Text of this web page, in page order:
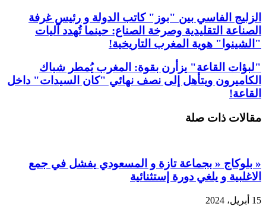
الزليج الفاسي بين "بوز" كاتب الدولة و رئيس غرفة
الصناعة التقليدية وصرخة الصناع: حينما تُهدد آليات
"الشينوا" هوية المغرب التاريخية!
"لبؤات القاعة" يزأرن بقوة: المغرب يُمطر شباك
الكاميرون ويتأهل إلى نصف نهائي "كان السيدات" داخل
القاعة!
مقالات ذات صلة
« بلوكاج « بجماعة تازة و المسعودي يفشل في جمع
الاغلبية و يلغي دورة إستثنائية
15 أبريل، 2024